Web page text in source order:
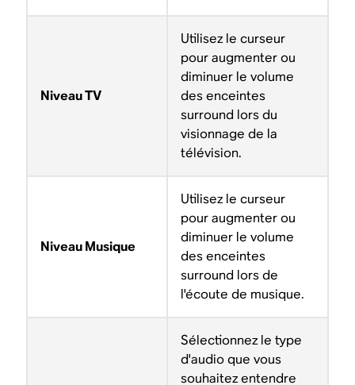
Niveau TV
Utilisez le curseur
pour augmenter ou
diminuer le volume
des enceintes
surround lors du
visionnage de la
télévision.
Niveau Musique
Utilisez le curseur
pour augmenter ou
diminuer le volume
des enceintes
surround lors de
l'écoute de musique.
Sélectionnez le type
d'audio que vous
souhaitez entendre